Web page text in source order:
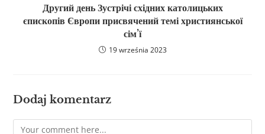
Другий день Зустрічі східних католицьких
єпископів Європи присвячений темі християнської
сім’ї
19 września 2023
Dodaj komentarz